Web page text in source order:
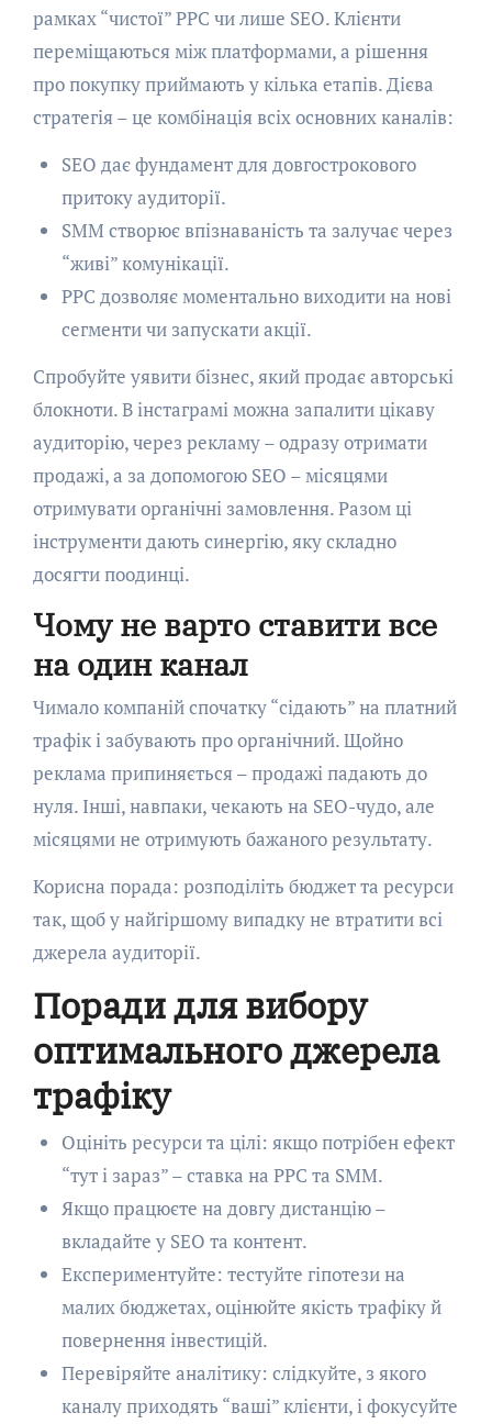
рамках “чистої” PPC чи лише SEO. Клієнти
переміщаються між платформами, а рішення
про покупку приймають у кілька етапів. Дієва
стратегія – це комбінація всіх основних каналів:
SEO дає фундамент для довгострокового
притоку аудиторії.
SMM створює впізнаваність та залучає через
“живі” комунікації.
PPC дозволяє моментально виходити на нові
сегменти чи запускати акції.
Спробуйте уявити бізнес, який продає авторські
блокноти. В інстаграмі можна запалити цікаву
аудиторію, через рекламу – одразу отримати
продажі, а за допомогою SEO – місяцями
отримувати органічні замовлення. Разом ці
інструменти дають синергію, яку складно
досягти поодинці.
Чому не варто ставити все
на один канал
Чимало компаній спочатку “сідають” на платний
трафік і забувають про органічний. Щойно
реклама припиняється – продажі падають до
нуля. Інші, навпаки, чекають на SEO-чудо, але
місяцями не отримують бажаного результату.
Корисна порада: розподіліть бюджет та ресурси
так, щоб у найгіршому випадку не втратити всі
джерела аудиторії.
Поради для вибору
оптимального джерела
трафіку
Оцініть ресурси та цілі: якщо потрібен ефект
“тут і зараз” – ставка на PPC та SMM.
Якщо працюєте на довгу дистанцію –
вкладайте у SEO та контент.
Експериментуйте: тестуйте гіпотези на
малих бюджетах, оцінюйте якість трафіку й
повернення інвестицій.
Перевіряйте аналітику: слідкуйте, з якого
каналу приходять “ваші” клієнти, і фокусуйте